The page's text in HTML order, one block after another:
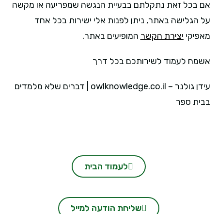
אם בכל זאת נתקלתם בבעיית הנגשה שמפריעה או מקשה
על הגלישה באתר, ניתן לפנות אלי ישירות בכל אחד
מאפיקי יצירת הקשר המופיעים באתר.
אשמח לעמוד לשירותכם בכל דרך
עידן גולנר – owlknowledge.co.il | דברים שלא מלמדים
בבית ספר
לעמוד הבית
שליחת הודעה למייל